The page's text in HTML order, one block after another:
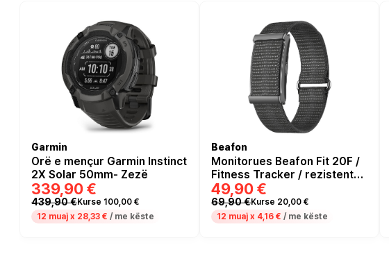
Garmin
Orë e mençur Garmin Instinct
2X Solar 50mm- Zezë
339,90 €
439,90 €Kurse 100,00 €
12 muaj x 28,33 € / me këste
Beafon
Monitorues Beafon Fit 20F /
Fitness Tracker / rezistent
ndaj ujit IP68 / Bluetooth /
Monitorim (SpO₂) – Zezë
49,90 €
69,90 €Kurse 20,00 €
12 muaj x 4,16 € / me këste